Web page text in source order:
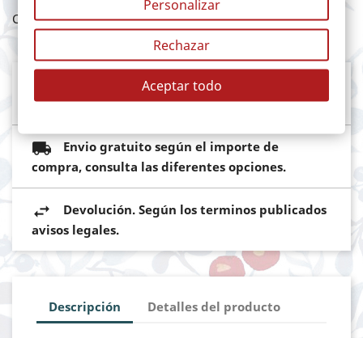
Compartir
Mediante pasarela de pago segura del
Banco Sabadell
Envio gratuito según el importe de
compra, consulta las diferentes opciones.
Devolución. Según los terminos publicados
avisos legales.
Descripción Detalles del producto
Personalizar
Rechazar
Aceptar todo